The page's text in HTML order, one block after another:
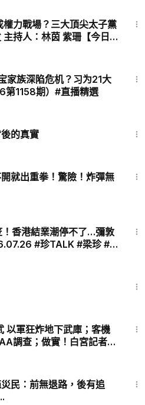
力戰場？三大頂尖太子黨
家族深陷危机？习为21大
1158期）#直播精選
的真實
就出重拳！驚險！炸彈無
香港結業潮停不了…彌敦
#珍TALK #梁珍 #漢
以軍狂炸地下武庫；客機
調查；做實！白宮記者揭
部【今日看點】
民：前無退路，後有追